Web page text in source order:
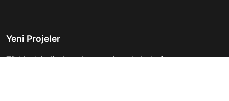
Yeni Projeler
Türkiye'nin önde gelen gayrimenkul platformu.